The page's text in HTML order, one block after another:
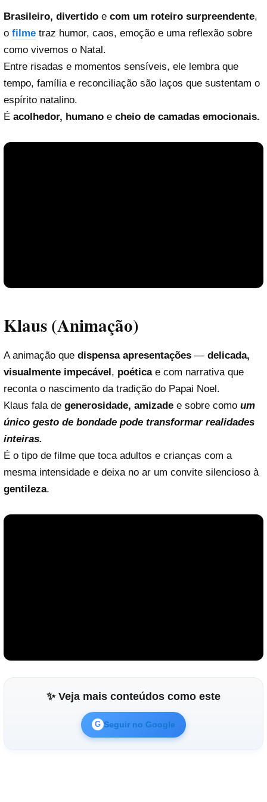
Reproduzir vídeo
Brasileiro, divertido e com um roteiro surpreendente,
o filme traz humor, caos, emoção e uma reflexão sobre
como vivemos o Natal.
Entre risadas e momentos sensíveis, ele lembra que
tempo, família e reconciliação são laços que sustentam o
espírito natalino.
É acolhedor, humano e cheio de camadas emocionais.
Reproduzir vídeo
Klaus(Animação)
A animação que dispensa apresentações — delicada,
visualmente impecável, poética e com narrativa que
reconta o nascimento da tradição do Papai Noel.
Klaus fala de generosidade, amizade e sobre como um
único gesto de bondade pode transformar realidades
inteiras.
É o tipo de filme que toca adultos e crianças com a
mesma intensidade e deixa no ar um convite silencioso à
gentileza.
✨ Veja mais conteúdos como este
G Seguir no Google